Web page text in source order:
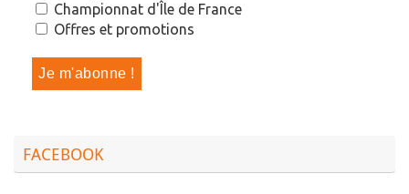
Championnat d'Île de France
Offres et promotions
FACEBOOK